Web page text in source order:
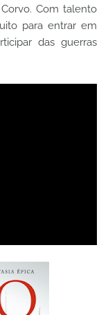
Com talento
para entrar em
das guerras